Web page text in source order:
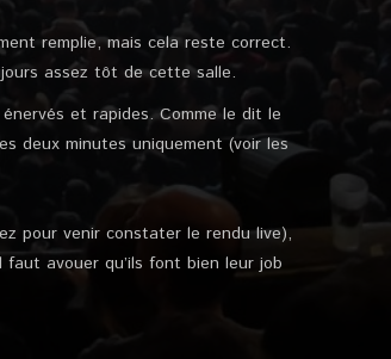
remplie, mais cela reste correct.
assez tôt de cette salle.
et rapides. Comme le dit le
deux minutes uniquement (voir les
pour venir constater le rendu live),
avouer qu’ils font bien leur job